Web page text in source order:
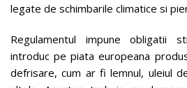
legate de schimbarile climatice si
Regulamentul impune obligatii
introduc pe piata europeana
defrisare, cum ar fi lemnul, uleiul